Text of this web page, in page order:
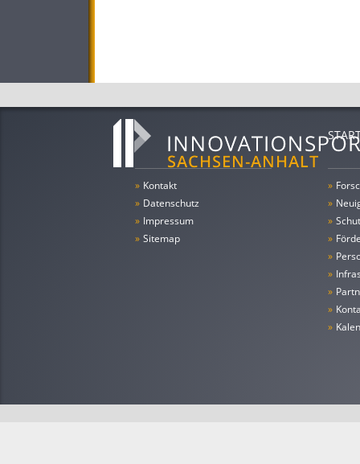
» Kontakt
» Datenschutz
» Impressum
» Sitemap
»
»
»
»
»
»
»
»
»